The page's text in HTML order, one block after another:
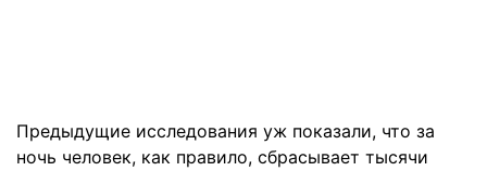
Предыдущие исследования уж показали, что за
ночь человек, как правило, сбрасывает тысячи